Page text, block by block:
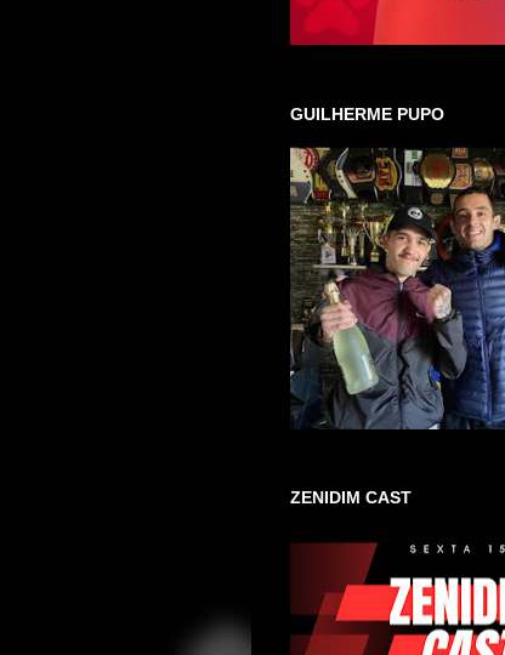
GUILHERME PUPO
ZENIDIM CAST